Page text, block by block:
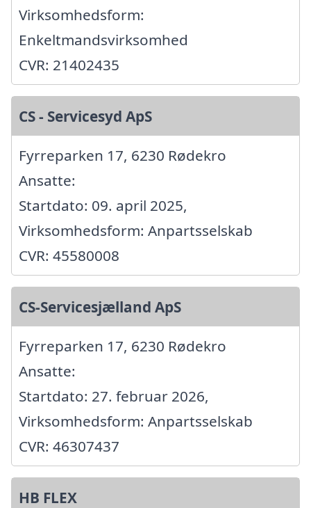
Virksomhedsform:
Enkeltmandsvirksomhed
CVR: 21402435
CS - Servicesyd ApS
Fyrreparken 17, 6230 Rødekro
Ansatte:
Startdato: 09. april 2025,
Virksomhedsform: Anpartsselskab
CVR: 45580008
CS-Servicesjælland ApS
Fyrreparken 17, 6230 Rødekro
Ansatte:
Startdato: 27. februar 2026,
Virksomhedsform: Anpartsselskab
CVR: 46307437
HB FLEX